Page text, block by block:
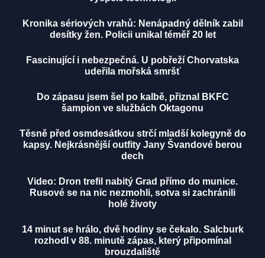
Kronika sériových vrahů: Nenápadný dělník zabil
desítky žen. Policii unikal téměř 20 let
Fascinující i nebezpečná. U pobřeží Chorvatska
udeřila mořská smršť
Do zápasu jsem šel po kalbě, přiznal BKFC
šampion ve službách Oktagonu
Těsně před osmdesátkou strčí mladší kolegyně do
kapsy. Nejkrásnější outfity Jany Švandové berou
dech
Video: Dron trefil nabitý Grad přímo do munice.
Rusové se na nic nezmohli, sotva si zachránili
holé životy
14 minut se hrálo, dvě hodiny se čekalo. Salcburk
rozhodl v 88. minutě zápas, který připomínal
brouzdaliště